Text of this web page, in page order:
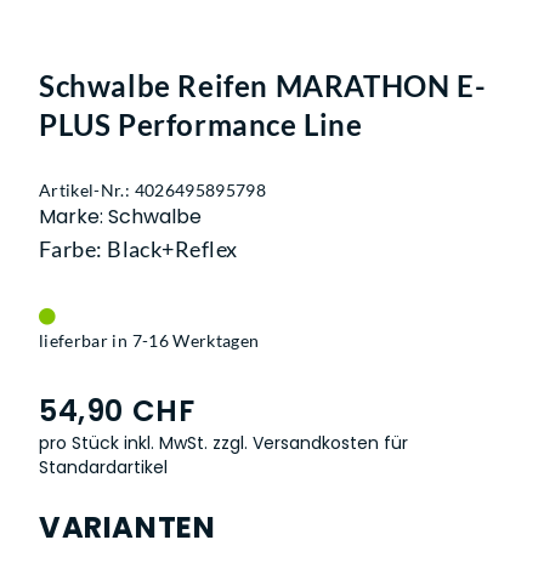
Schwalbe Reifen MARATHON E-
PLUS Performance Line
Artikel-Nr.: 4026495895798
Marke: Schwalbe
Farbe: Black+Reflex
lieferbar in 7-16 Werktagen
54,90 CHF
pro Stück inkl. MwSt. zzgl. Versandkosten für
Standardartikel
VARIANTEN